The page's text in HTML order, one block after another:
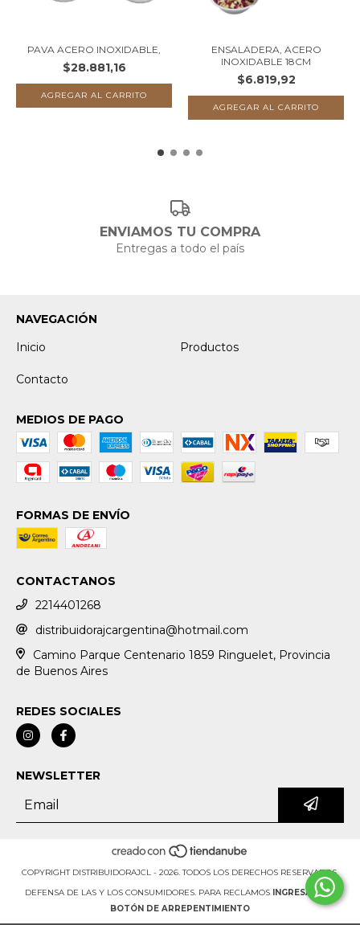
PAVA ACERO INOXIDABLE,
$28.881,16
ENSALADERA, ACERO
INOXIDABLE 18CM
$6.819,92
ENVIAMOS TU COMPRA
Entregas a todo el país
NAVEGACIÓN
Inicio
Productos
Contacto
MEDIOS DE PAGO
FORMAS DE ENVÍO
CONTACTANOS
2214401268
distribuidorajcargentina@hotmail.com
Camino Parque Centenario 1859 Ringuelet, Provincia
de Buenos Aires
REDES SOCIALES
NEWSLETTER
COPYRIGHT DISTRIBUIDORAJCL - 2026. TODOS LOS DERECHOS RESERVADOS.
DEFENSA DE LAS Y LOS CONSUMIDORES. PARA RECLAMOS INGRESÁ ACÁ.
BOTÓN DE ARREPENTIMIENTO